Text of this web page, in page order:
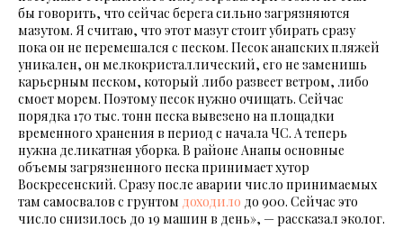
бы говорить, что сейчас берега сильно загрязняются
мазутом. Я считаю, что этот мазут стоит убирать сразу
пока он не перемешался с песком. Песок анапских пляжей
уникален, он мелкокристаллический, его не заменишь
карьерным песком, который либо развеет ветром, либо
смоет морем. Поэтому песок нужно очищать. Сейчас
порядка 170 тыс. тонн песка вывезено на площадки
временного хранения в период с начала ЧС. А теперь
нужна деликатная уборка. В районе Анапы основные
объемы загрязненного песка принимает хутор
Воскресенский. Сразу после аварии число принимаемых
там самосвалов с грунтом доходило до 900. Сейчас это
число снизилось до 19 машин в день», — рассказал эколог.